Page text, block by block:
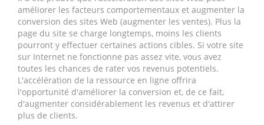
améliorer les facteurs comportementaux et augmenter la
conversion des sites Web (augmenter les ventes). Plus la
page du site se charge longtemps, moins les clients
pourront y effectuer certaines actions cibles. Si votre site
sur Internet ne fonctionne pas assez vite, vous avez
toutes les chances de rater vos revenus potentiels.
L'accélération de la ressource en ligne offrira
l'opportunité d'améliorer la conversion et, de ce fait,
d'augmenter considérablement les revenus et d'attirer
plus de clients.